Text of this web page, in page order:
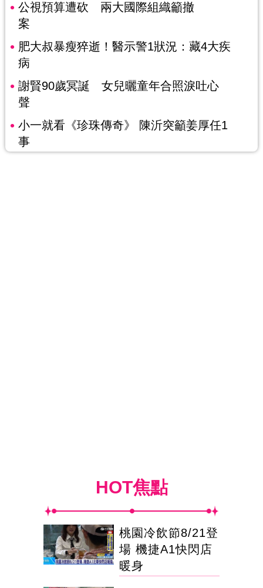
公視預算遭砍 兩大國際組織籲撤
案
肥大叔暴瘦猝逝！醫示警1狀況：藏4大疾
病
謝賢90歲冥誕 女兒曬童年合照淚吐心
聲
小一就看《珍珠傳奇》 陳沂突籲姜厚任1
事
HOT焦點
桃園冷飲節8/21登
場 機捷A1快閃店
暖身